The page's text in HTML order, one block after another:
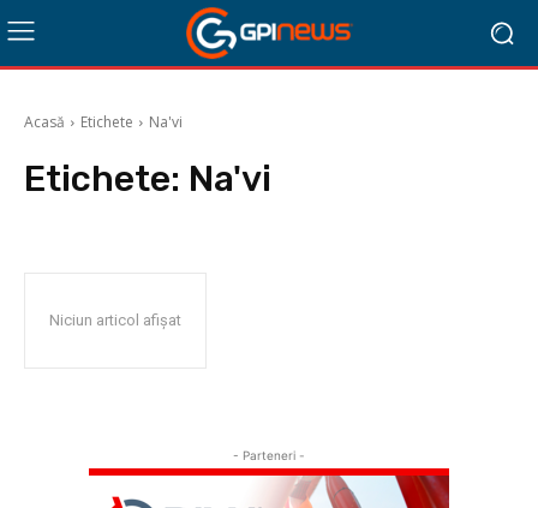
Acasă Etichete Na'vi
Etichete: Na'vi
Niciun articol afișat
- Parteneri -